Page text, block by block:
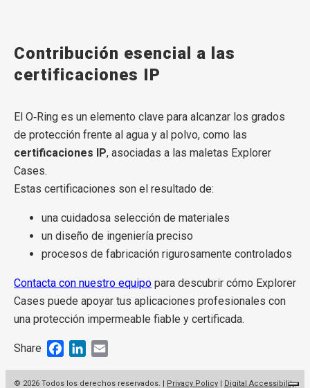
Contribución esencial a las
certificaciones IP
El O‑Ring es un elemento clave para alcanzar los grados
de protección frente al agua y al polvo, como las
certificaciones IP, asociadas a las maletas Explorer
Cases.
Estas certificaciones son el resultado de:
una cuidadosa selección de materiales
un diseño de ingeniería preciso
procesos de fabricación rigurosamente controlados
Contacta con nuestro equipo para descubrir cómo Explorer
Cases puede apoyar tus aplicaciones profesionales con
una protección impermeable fiable y certificada.
Share Facebook
LinkedIn
© 2026 Todos los derechos reservados. | Privacy Policy | Digital Accessibility